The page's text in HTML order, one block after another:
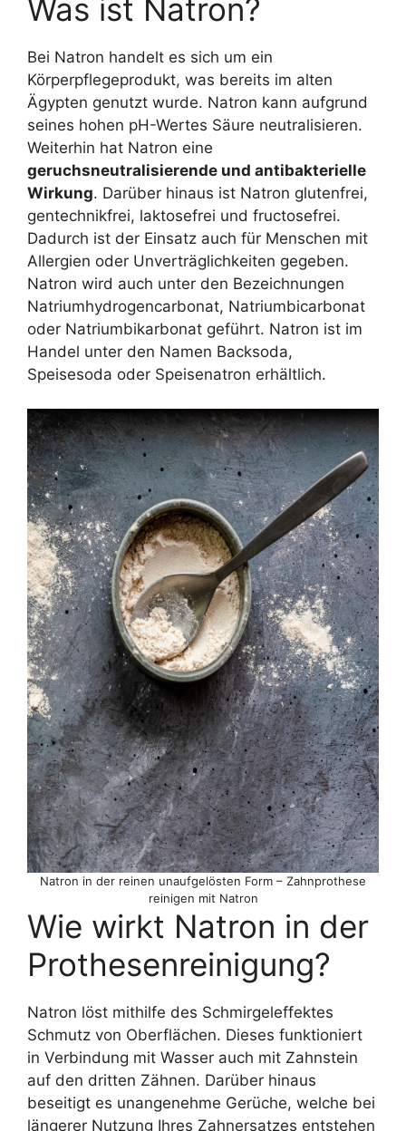
Was ist Natron?
Bei Natron handelt es sich um ein
Körperpflegeprodukt, was bereits im alten
Ägypten genutzt wurde. Natron kann aufgrund
seines hohen pH-Wertes Säure neutralisieren.
Weiterhin hat Natron eine
geruchsneutralisierende und antibakterielle
Wirkung. Darüber hinaus ist Natron glutenfrei,
gentechnikfrei, laktosefrei und fructosefrei.
Dadurch ist der Einsatz auch für Menschen mit
Allergien oder Unverträglichkeiten gegeben.
Natron wird auch unter den Bezeichnungen
Natriumhydrogencarbonat, Natriumbicarbonat
oder Natriumbikarbonat geführt. Natron ist im
Handel unter den Namen Backsoda,
Speisesoda oder Speisenatron erhältlich.
Natron in der reinen unaufgelösten Form – Zahnprothese
reinigen mit Natron
Wie wirkt Natron in der
Prothesenreinigung?
Natron löst mithilfe des Schmirgeleffektes
Schmutz von Oberflächen. Dieses funktioniert
in Verbindung mit Wasser auch mit Zahnstein
auf den dritten Zähnen. Darüber hinaus
beseitigt es unangenehme Gerüche, welche bei
längerer Nutzung Ihres Zahnersatzes entstehen